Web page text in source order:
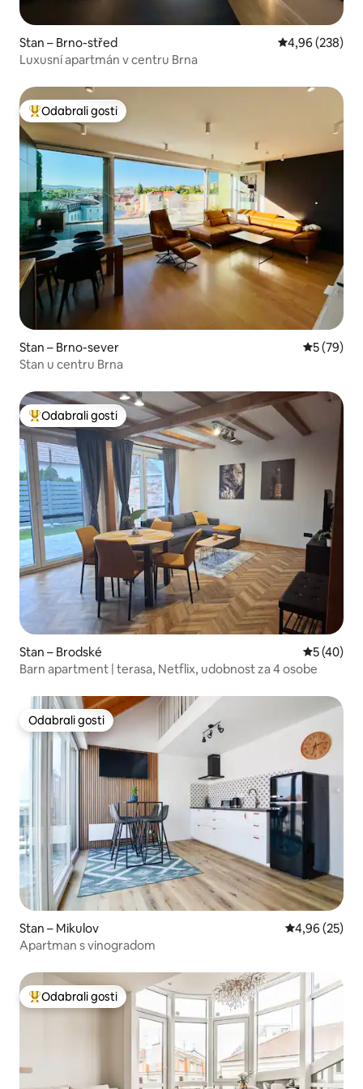
Stan – Brno-střed Prosječna
4,96 (238)
Luxusní apartmán v centru Brna
Među najviše rangiranima s oznakom „Odabrali gosti”
Odabrali gosti
Stan – Brno-sever Prosječna
5 (79)
Stan u centru Brna
Među najviše rangiranima s oznakom „Odabrali gosti”
Odabrali gosti
Stan – Brodské Prosječna
5 (40)
Barn apartment | terasa, Netflix, udobnost za 4 osobe
Odabrali gosti
Odabrali gosti
Stan – Mikulov Prosječna
4,96 (25)
Apartman s vinogradom
Među najviše rangiranima s oznakom „Odabrali gosti”
Odabrali gosti